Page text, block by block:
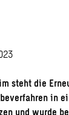
steht die
in
und wurde